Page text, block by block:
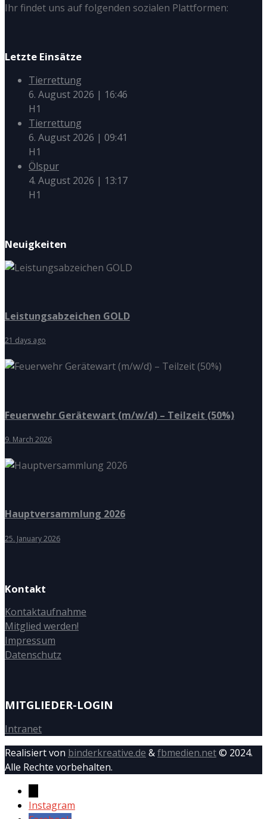
Ihr findet uns auf folgenden sozialen Plattformen:
Letzte Einsätze
Tierrettung
6. August 2026 | 16:46
H1
Tierrettung
6. August 2026 | 09:41
H1
Ölspur
4. August 2026 | 13:17
H1
Neuigkeiten
Leistungsabzeichen GOLD
21 days ago
Feuerwehr Gerätewart (m/w/d) – Teilzeit (50%)
9. March 2026
Hauptversammlung 2026
25. January 2026
Kontakt
Kontaktaufnahme
Mitglied werden!
Impressum
Datenschutz
MITGLIEDER-LOGIN
Intranet
Realisiert von binderkreative.de &fbmedien.net© 2024.
Alle Rechte vorbehalten.
Instagram